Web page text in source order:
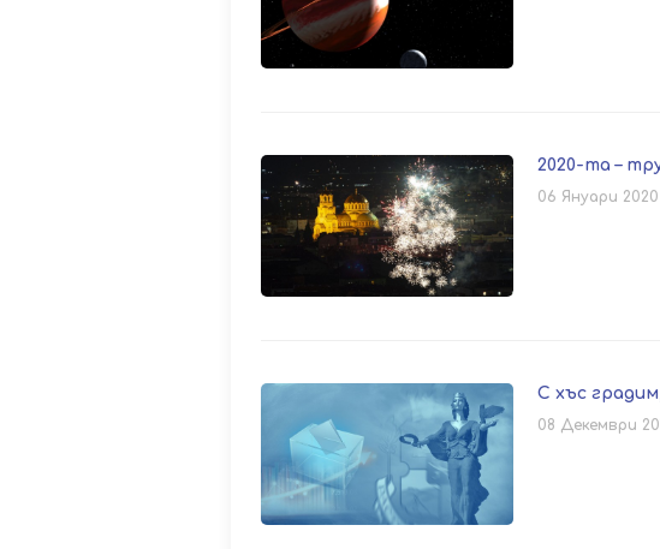
2020-та –
06 Януари 2020
С хъс
08 Декември